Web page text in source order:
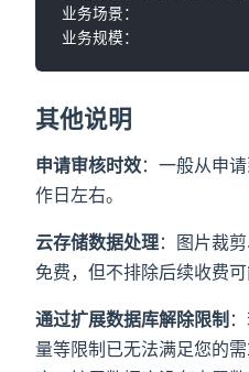
业务场景：
其他说明
申请审核时效：一般从申
作日左右。
云存储数据处理：图片裁
免费，但不排除后续收费可
通过扩展数据库解除限制
量等限制已无法满足您的